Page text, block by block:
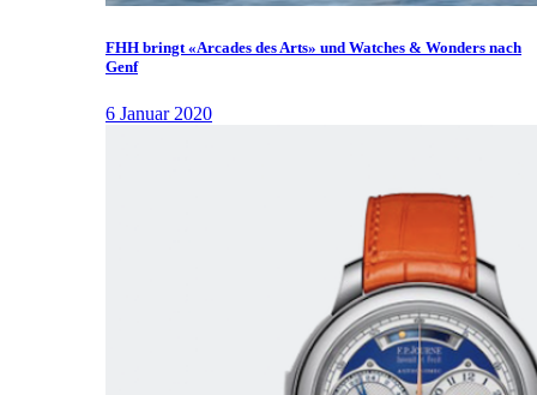
FHH bringt «Arcades des Arts» und Watches & Wonders nach
Genf
6 Januar 2020